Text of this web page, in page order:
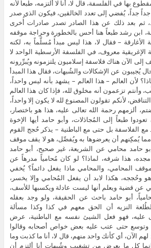
بها في الفلسفة، قال لا، أنا لا ألتزمه، طبعاً لأنه
جداً، يُفضي إلى تعدد الخالقين، فيكون الذي صدر
ثم بعد ذلك عن هذا الصادر تصدر صادرات أُخرى
ابن رشد طبعاً هنا أحس بالخطورة وحراجة موقفه
– فقال لا، هذا ليس مبدأً مُسلَّماً به، لكنه
معروف، في الفلسفة الأرسطية الواحد لا
إلى الآن هناك فلاسفة إسلاميون يلتزمونه ويُبرِّرونه
يُجيبون عن الإشكالات والشُبهات، فقال هذا المبدأ
لأن العالم – هذا العالم – يشهد بأنه ليس واحداً،
وأنتم تزعمون أنه مخلوق لله، فإذا كان هذا العالم
لأنكم تقولون المصنوع لله لا يكون إلا واحداً،
ألزمهم رحمة الله تعالى عليه، هذا هو باختصار،
طبعاً إلى المُجادَلات، وأبو حامد أيها الإخوة
الفلاسفة بل حتى مع الباطنية – يذكر حُجج القوم
يُمكِنهم أن يعرضوها به ويُفصِّل، هو لا يقف موقف
أبو حامد محامي عن الشريعة، غير صحيح، أبو حامد
هذا شرفه، لماذا؟ لو كان مُحامياً مدرهاً عن
موقف المحامي، والمحامي ماذا يفعل دائماً؟ يُخفي
وحُججه، هكذا لابد أن يفعل المُحامي وإلا يخسر،
عن قضية ويعلم أنها ليست عادلة ويكسبها للأسف،
أبو حامد باحث عن الحقيقة، ولو وجد بعقله
النزيه أن الحق معهم في كذا وكذا مسألة
عليه، فهو فعل الشيئ نفسه مع الباطنية، عرض
حتى عتب عليه بعض خواص أصحابه وقالوا
الآن، أي كأنك واحد منهم، قال لا، أنا ما كذبت وما
كل ما يعرض من تشغيب وشُبهات أنا ألتزم أن